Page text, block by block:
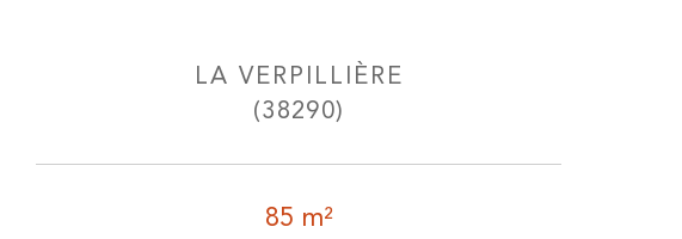
LA VERPILLIÈRE
(38290)
85 m²